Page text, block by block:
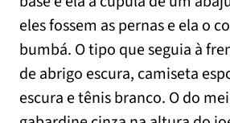
eles fossem as pernas e ela o
bumbá. O tipo que seguia à
de abrigo escura, camiseta
escura e tênis branco. O do